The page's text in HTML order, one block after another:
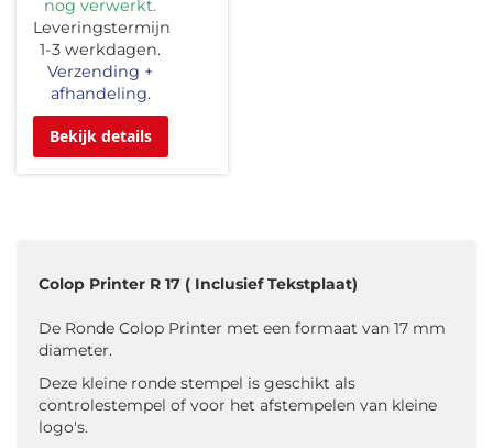
nog verwerkt.
Leveringstermijn
1-3 werkdagen.
Verzending +
afhandeling.
Bekijk details
Colop Printer R 17 ( Inclusief Tekstplaat)
De Ronde Colop Printer met een formaat van 17 mm
diameter.
Deze kleine ronde stempel is geschikt als
controlestempel of voor het afstempelen van kleine
logo's.